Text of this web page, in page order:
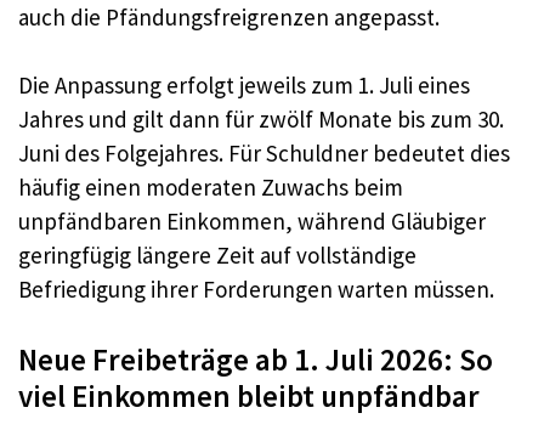
auch die Pfändungsfreigrenzen angepasst.
Die Anpassung erfolgt jeweils zum 1. Juli eines
Jahres und gilt dann für zwölf Monate bis zum 30.
Juni des Folgejahres. Für Schuldner bedeutet dies
häufig einen moderaten Zuwachs beim
unpfändbaren Einkommen, während Gläubiger
geringfügig längere Zeit auf vollständige
Befriedigung ihrer Forderungen warten müssen.
Neue Freibeträge ab 1. Juli 2026: So
viel Einkommen bleibt unpfändbar